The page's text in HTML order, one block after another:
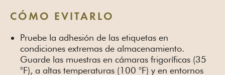
CÓMO EVITARLO
Pruebe la adhesión de las etiquetas en
condiciones extremas de almacenamiento.
Guarde las muestras en cámaras frigoríficas (35
°F), a altas temperaturas (100 °F) y en entornos